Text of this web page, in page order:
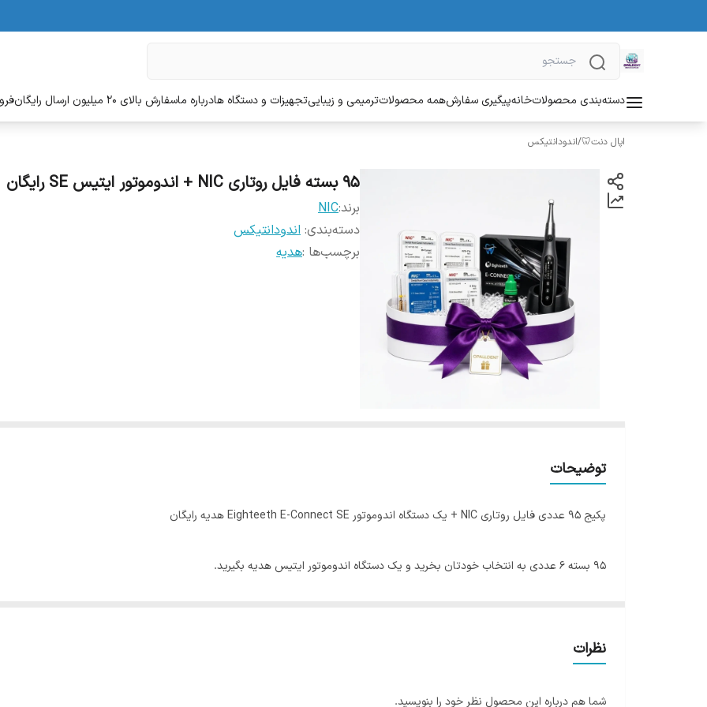
دسته‌بندی محصولاتخانهپیگیری سفارشهمه محصولاتترمیمی و زیباییتجهیزات و دستگاه هادرباره ماسفارش بالای 20 میلیون ارسال رایگان
اپال دنت🦷/اندودانتیکس
95 بسته فایل روتاری NIC + اندوموتور ایتیس SE رایگان
برند:NIC
دسته‌بندی: اندودانتیکس
برچسب‌ها :هدیه
توضیحات
پکیج 95 عددی فایل روتاری NIC + یک دستگاه اندوموتور Eighteeth E-Connect SE هدیه رایگان
95 بسته 6 عددی به انتخاب خودتان بخرید و یک دستگاه اندوموتور ایتیس هدیه بگیرید.
فایل های قابل انتخاب به شرح زیر می باشد:
نظرات
شما هم درباره این محصول نظر خود را بنویسید.